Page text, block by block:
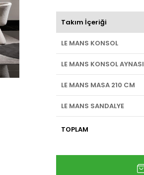
Takım İçeriği
LE MANS KONSOL
LE MANS KONSOL AYNASI
LE MANS MASA 210 CM
LE MANS SANDALYE
TOPLAM